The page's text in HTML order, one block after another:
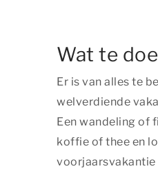
Wat te
Er is van alles te
welverdiende
Een wandeling of
koffie of thee en
voorjaarsvakantie